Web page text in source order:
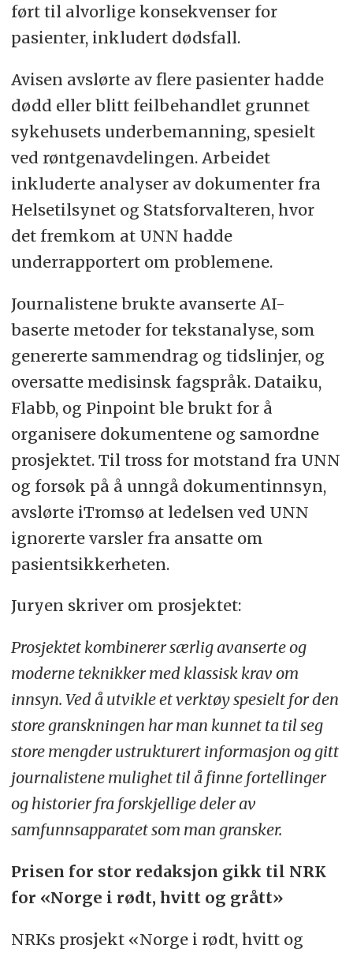
ført til alvorlige konsekvenser for
pasienter, inkludert dødsfall.
Avisen avslørte av flere pasienter hadde
dødd eller blitt feilbehandlet grunnet
sykehusets underbemanning, spesielt
ved røntgenavdelingen. Arbeidet
inkluderte analyser av dokumenter fra
Helsetilsynet og Statsforvalteren, hvor
det fremkom at UNN hadde
underrapportert om problemene.
Journalistene brukte avanserte AI-
baserte metoder for tekstanalyse, som
genererte sammendrag og tidslinjer, og
oversatte medisinsk fagspråk. Dataiku,
Flabb, og Pinpoint ble brukt for å
organisere dokumentene og samordne
prosjektet. Til tross for motstand fra UNN
og forsøk på å unngå dokumentinnsyn,
avslørte iTromsø at ledelsen ved UNN
ignorerte varsler fra ansatte om
pasientsikkerheten.
Juryen skriver om prosjektet:
Prosjektet kombinerer særlig avanserte og
moderne teknikker med klassisk krav om
innsyn. Ved å utvikle et verktøy spesielt for den
store granskningen har man kunnet ta til seg
store mengder ustrukturert informasjon og gitt
journalistene mulighet til å finne fortellinger
og historier fra forskjellige deler av
samfunnsapparatet som man gransker.
Prisen for stor redaksjon gikk til NRK
for «Norge i rødt, hvitt og grått»
NRKs prosjekt «Norge i rødt, hvitt og